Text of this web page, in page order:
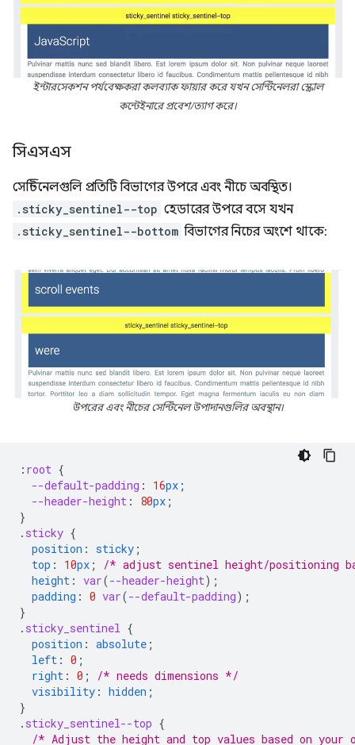
ইন্টারসেকশন পর্যবেক্ষকরা কলব্যাক ফায়ার করে যখন সেন্টিনেলরা স্ক্রোল
কন্টেইনারে প্রবেশ/ত্যাগ করে।
সিএসএস
সেন্টিনেলগুলি প্রতিটি বিভাগের উপরে এবং নীচে অবস্থিত।
.sticky_sentinel--top হেডারের উপরে বসে যখন
.sticky_sentinel--bottom বিভাগের নিচের অংশে থাকে:
উপরের এবং নীচের সেন্টিনেল উপাদানগুলির অবস্থান।
: root {
--default-padding : 16px ;
--header-height : 80px ;
}
. sticky {
position : sticky ;
top : 10px ;
/* adjust sentinel height/positioning
height : var(--header-height);
padding : 0 var(--default-padding);
}
. sticky_sentinel {
position : absolute ;
left : 0 ;
right : 0 ;
/* needs dimensions */
visibility : hidden ;
}
. sticky_sentinel--top {
/* Adjust the height and top values based on